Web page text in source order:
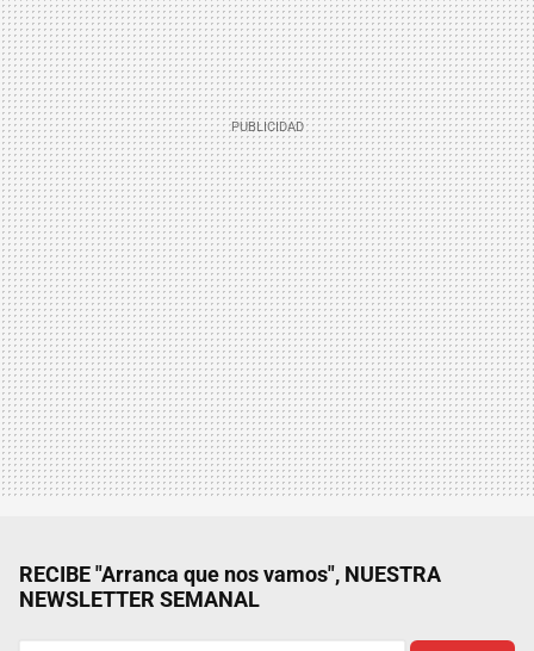
RECIBE "Arranca que nos vamos", NUESTRA
NEWSLETTER SEMANAL